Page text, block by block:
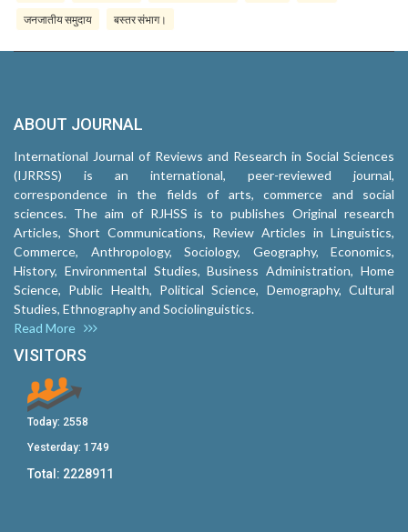
जनजातीय समुदाय बस्तर संभाग।
ABOUT JOURNAL
International Journal of Reviews and Research in Social Sciences
(IJRRSS) is an international, peer-reviewed journal,
correspondence in the fields of arts, commerce and social
sciences. The aim of RJHSS is to publishes Original research
Articles, Short Communications, Review Articles in Linguistics,
Commerce, Anthropology, Sociology, Geography, Economics,
History, Environmental Studies, Business Administration, Home
Science, Public Health, Political Science, Demography, Cultural
Studies, Ethnography and Sociolinguistics.
Read More
VISITORS
Today: 2558
Yesterday: 1749
Total: 2228911